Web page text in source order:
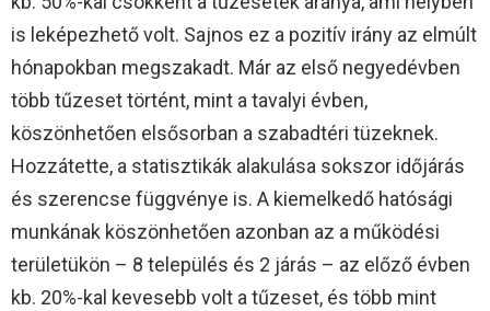
is leképezhető volt. Sajnos ez a pozitív irány az elmúlt
hónapokban megszakadt. Már az első negyedévben
több tűzeset történt, mint a tavalyi évben,
köszönhetően elsősorban a szabadtéri tüzeknek.
Hozzátette, a statisztikák alakulása sokszor időjárás
és szerencse függvénye is. A kiemelkedő hatósági
munkának köszönhetően azonban az a működési
területükön – 8 település és 2 járás – az előző évben
kb. 20%-kal kevesebb volt a tűzeset, és több mint